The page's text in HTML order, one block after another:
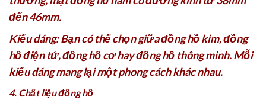
đến 46mm.
Kiểu dáng: Bạn có thể chọn giữa đồng hồ kim, đồng
hồ điện tử, đồng hồ cơ hay đồng hồ thông minh. Mỗi
kiểu dáng mang lại một phong cách khác nhau.
4. Chất liệu đồng hồ